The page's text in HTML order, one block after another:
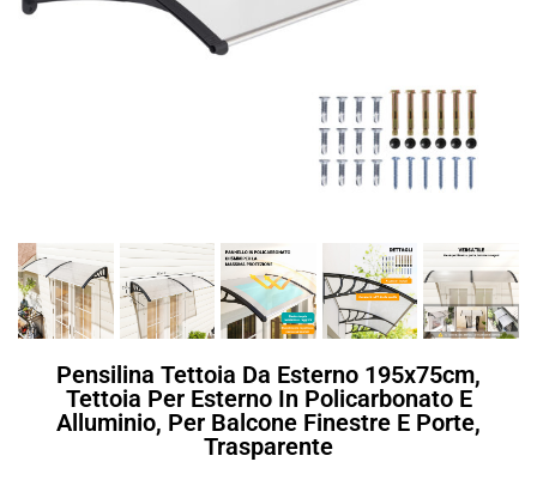
Pensilina Tettoia Da Esterno 195x75cm,
Tettoia Per Esterno In Policarbonato E
Alluminio, Per Balcone Finestre E Porte,
Trasparente